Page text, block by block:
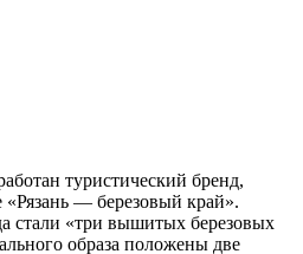
туристический бренд,
— березовый край».
стали «три вышитых березовых
образа положены две